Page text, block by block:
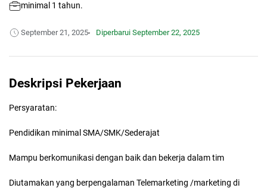
minimal 1 tahun.
September 21, 2025 Diperbarui September 22, 2025
Deskripsi Pekerjaan
Persyaratan:
Pendidikan minimal SMA/SMK/Sederajat
Mampu berkomunikasi dengan baik dan bekerja dalam tim
Diutamakan yang berpengalaman Telemarketing /marketing di